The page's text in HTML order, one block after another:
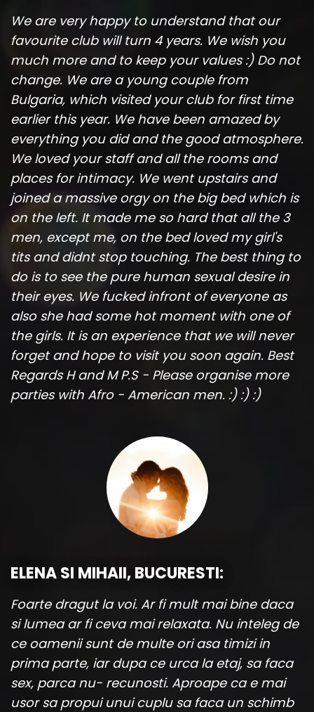
We are very happy to understand that our
favourite club will turn 4 years. We wish you
much more and to keep your values :) Do not
change. We are a young couple from
Bulgaria, which visited your club for first time
earlier this year. We have been amazed by
everything you did and the good atmosphere.
We loved your staff and all the rooms and
places for intimacy. We went upstairs and
joined a massive orgy on the big bed which is
on the left. It made me so hard that all the 3
men, except me, on the bed loved my girl's
tits and didnt stop touching. The best thing to
do is to see the pure human sexual desire in
their eyes. We fucked infront of everyone as
also she had some hot moment with one of
the girls. It is an experience that we will never
forget and hope to visit you soon again. Best
Regards H and M P.S - Please organise more
parties with Afro - American men. :) :) :)
ELENA SI MIHAII, BUCURESTI:
Foarte dragut la voi. Ar fi mult mai bine daca
si lumea ar fi ceva mai relaxata. Nu inteleg de
ce oamenii sunt de multe ori asa timizi in
prima parte, iar dupa ce urca la etaj, sa faca
sex, parca nu- recunosti. Aproape ca e mai
usor sa propui unui cuplu sa faca un schimb